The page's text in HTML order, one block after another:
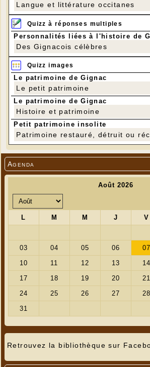
Agenda
Retrouvez la bibliothèque sur
Langue et littérature occitanes
Quizz à réponses multiples
Personnalités liées à l'histoire de
Des Gignacois célèbres
Quizz images
Le patrimoine de Gignac
Le petit patrimoine
Le patrimoine de Gignac
Histoire et patrimoine
Petit patrimoine insolite
Patrimoine restauré, détruit ou